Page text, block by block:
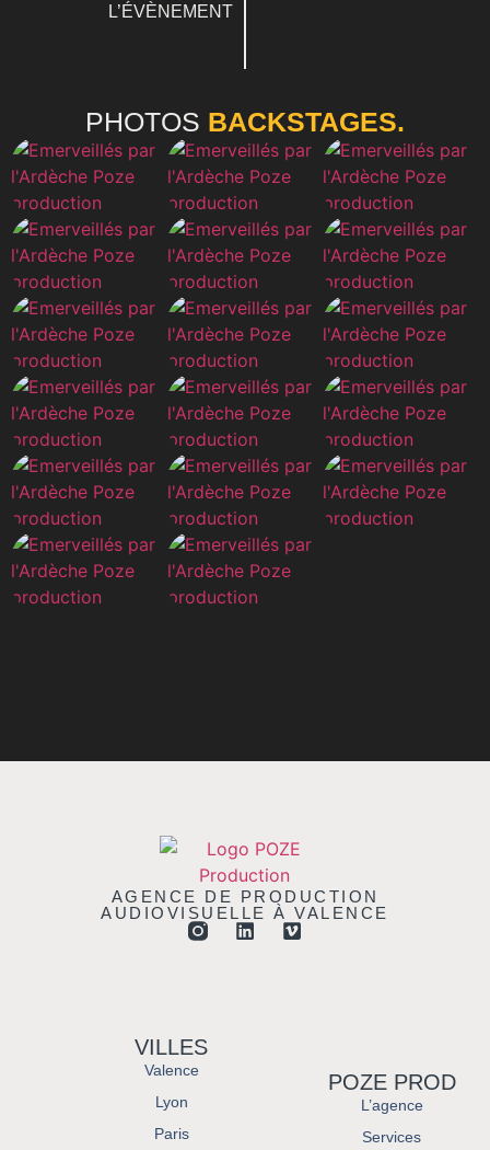
L’ÉVÈNEMENT
PHOTOS BACKSTAGES.
AGENCE DE PRODUCTION
AUDIOVISUELLE À VALENCE
POZE PROD
L’agence
Services
VILLES
Valence
Lyon
Paris